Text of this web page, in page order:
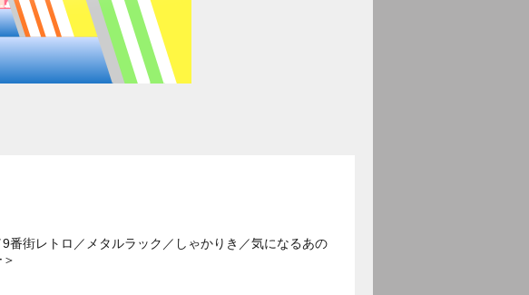
番街レトロ／メタルラック／しゃかりき／気になるあの